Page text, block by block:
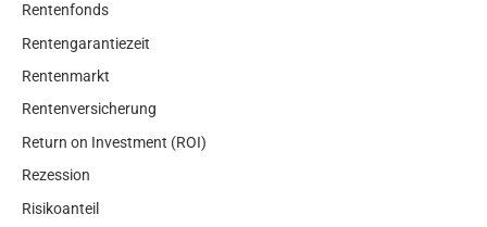
Rentenfonds
Rentengarantiezeit
Rentenmarkt
Rentenversicherung
Return on Investment (ROI)
Rezession
Risikoanteil